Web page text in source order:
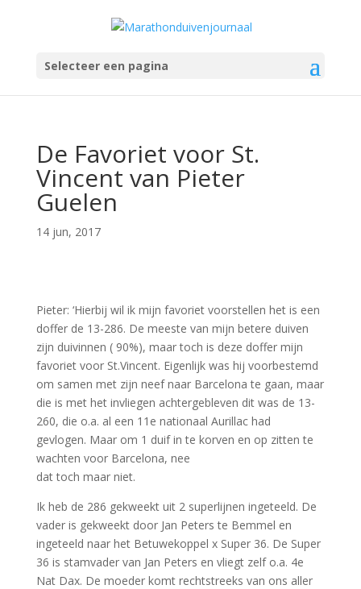
Selecteer een pagina
De Favoriet voor St.
Vincent van Pieter
Guelen
14 jun, 2017
Pieter: ‘Hierbij wil ik mijn favoriet voorstellen het is een
doffer de 13-286. De meeste van mijn betere duiven
zijn duivinnen ( 90%), maar toch is deze doffer mijn
favoriet voor St.Vincent. Eigenlijk was hij voorbestemd
om samen met zijn neef naar Barcelona te gaan, maar
die is met het invliegen achtergebleven dit was de 13-
260, die o.a. al een 11e nationaal Aurillac had
gevlogen. Maar om 1 duif in te korven en op zitten te
wachten voor Barcelona, nee
dat toch maar niet.
Ik heb de 286 gekweekt uit 2 superlijnen ingeteeld. De
vader is gekweekt door Jan Peters te Bemmel en
ingeteeld naar het Betuwekoppel x Super 36. De Super
36 is stamvader van Jan Peters en vliegt zelf o.a. 4e
Nat Dax. De moeder komt rechtstreeks van ons aller